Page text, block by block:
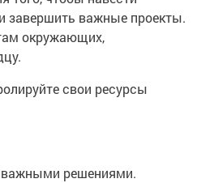
завершить важные проекты.
окружающих,
свои ресурсы
важными решениями.